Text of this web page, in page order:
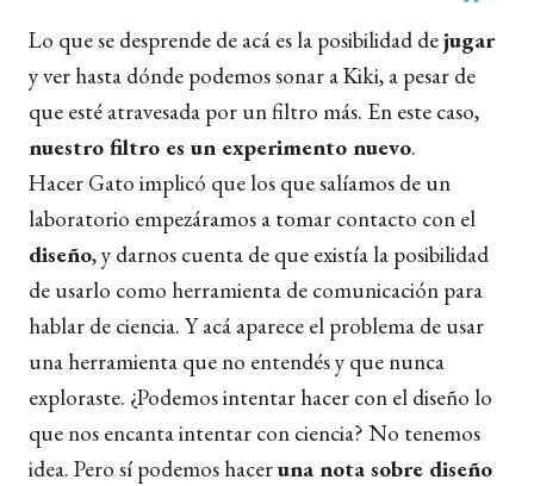
Lo que se desprende de acá es la posibilidad dejugar
y ver hasta dónde podemos sonar a Kiki, a pesar de
que esté atravesada por un filtro más. En este caso,
nuestro filtro es un experimento nuevo.
Hacer Gato implicó que los que salíamos de un
laboratorio empezáramos a tomar contacto con el
diseño, y darnos cuenta de que existía la posibilidad
de usarlo como herramienta de comunicación para
hablar de ciencia. Y acá aparece el problema de usar
una herramienta que no entendés y que nunca
exploraste. ¿Podemos intentar hacer con el diseño lo
que nos encanta intentar con ciencia? No tenemos
idea. Pero sí podemos haceruna nota sobre diseño